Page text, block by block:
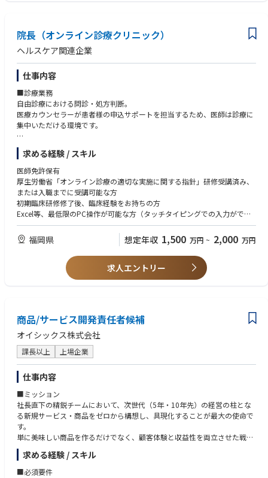
院長として関与いただきますが、それ以外の経営実務は丸投げにはなりま
せん。
院長（オンライン診療クリニック）
ヘルスケア関連企業
仕事内容
■診療業務
自由診療における問診・処方判断。
医療カウンセラーが患者様の申込サポートを担当するため、医師は診療に
集中いただける環境です。
対応件数目安：診療内容や患者様の状況により変動しますが、多い時間帯
で5〜8件/時程度を想定。
既存患者様を引き継ぐ形でのスタートとなるため、ゼロからの集患は必要
ありません。
※既存患者様の診療情報の引き継ぎにあたっては、個人情報保護法に基づ
き、本人同意の取得または適法な第三者提供の根拠を確認したうえで実施
します。
■事業推進業務
診療プロトコルの整備・品質管理
診療データをもとにしたサービス改善提案
新診療科目・新メニューの立ち上げ参画
通販・D2Cモデルと連携した医師目線でのフィードバック
院長として関与いただきますが、それ以外の経営実務は丸投げにはなりま
せん。
求める経験 / スキル
医師免許保有
厚生労働省「オンライン診療の適切な実施に関する指針」研修受講済み、
または入職までに受講可能な方
初期臨床研修修了後、臨床経験をお持ちの方
Excel等、最低限のPC操作が可能な方（タッチタイピングでの入力ができ
るレベルを想定しています）
医師としての専門性を活かしながら、診療だけでなく事業づくりや経営に
も関わりたい方
ビジネス・数字への興味・関心がある方
自由診療・美容クリニック・オンライン診療の経験
D2C・通販・サブスク型ビジネスへの理解または強い興味
福岡県 想定年収 1,500 万円 ~ 2,000 万円
求人エントリー
商品/サービス開発責任者候補
オイシックス株式会社
課長以上 上場企業
仕事内容
■ミッション
社長直下の精鋭チームにおいて、次世代（5年・10年先）の経営の柱とな
る新規サービス・商品をゼロから構想し、具現化することが最大の使命で
す。
単に美味しい商品を作るだけでなく、顧客体験と収益性を両立させた戦略
を設計し、他社アライアンスや高難度プロジェクトを成功へと導く、食の
クリエイティブ・リーダーシップが求められます。
私たちが目指すのは、単なるヒット商品の開発ではありません。かつて
求める経験 / スキル
■必須要件